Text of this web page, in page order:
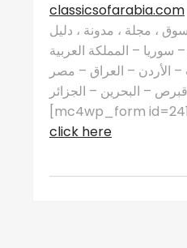
classicsofarabia.com
، مجلة ، مدونة ، دليل
سوريا – المملكة العربية
الأردن – العراق – مصر
– البحرين – الجزائر
[mc4wp_form
click here